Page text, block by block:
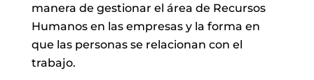
manera de gestionar el área de Recursos
Humanos en las empresas y la forma en
que las personas se relacionan con el
trabajo.